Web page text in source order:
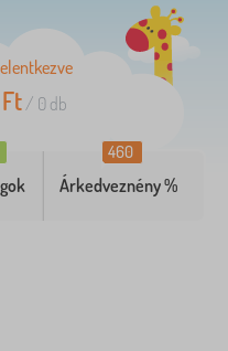
/ 0 db
Árkedveznény %
460